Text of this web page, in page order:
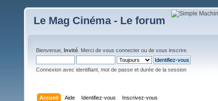
Le Mag Cinéma - Le forum
Bienvenue, Invité . Merci de vous connecter ou de vous inscrire
Connexion avec identifiant, mot de passe et durée de la session
Accueil Aide Identifiez-vous Inscrivez-vous